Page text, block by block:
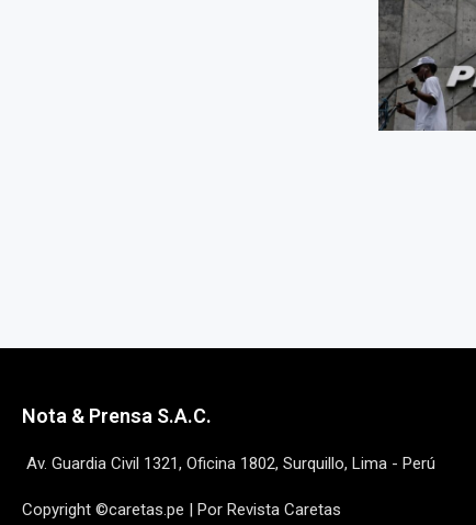
Nota & Prensa S.A.C.
Av. Guardia Civil 1321, Oficina 1802, Surquillo, Lima - Perú
Copyright ©caretas.pe | Por Revista Caretas